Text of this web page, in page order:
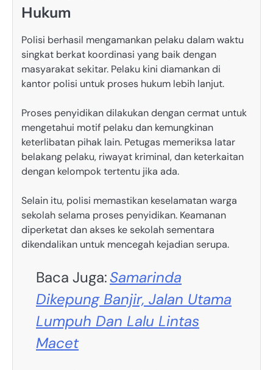
Hukum
Polisi berhasil mengamankan pelaku dalam waktu
singkat berkat koordinasi yang baik dengan
masyarakat sekitar. Pelaku kini diamankan di
kantor polisi untuk proses hukum lebih lanjut.
Proses penyidikan dilakukan dengan cermat untuk
mengetahui motif pelaku dan kemungkinan
keterlibatan pihak lain. Petugas memeriksa latar
belakang pelaku, riwayat kriminal, dan keterkaitan
dengan kelompok tertentu jika ada.
Selain itu, polisi memastikan keselamatan warga
sekolah selama proses penyidikan. Keamanan
diperketat dan akses ke sekolah sementara
dikendalikan untuk mencegah kejadian serupa.
Baca Juga:Samarinda
Dikepung Banjir, Jalan Utama
Lumpuh Dan Lalu Lintas
Macet